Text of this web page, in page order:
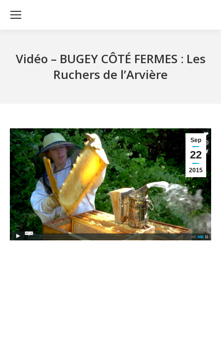
Vidéo – BUGEY CÔTÉ FERMES : Les
Ruchers de l’Arvière
Sep
22
2015